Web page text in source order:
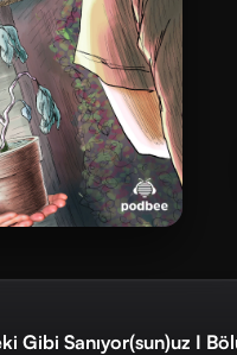
Gibi Sanıyor(sun)uz I